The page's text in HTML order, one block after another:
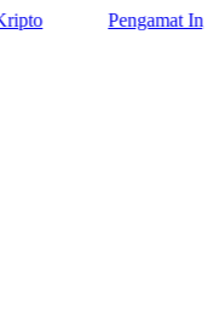
Pengamat